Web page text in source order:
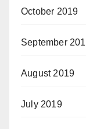
October 2019
September
August 2019
July 2019